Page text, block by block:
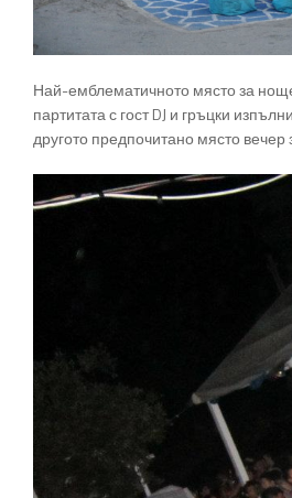
Най-емблематичното място за
партитата с гост DJ и гръцки
другото предпочитано място